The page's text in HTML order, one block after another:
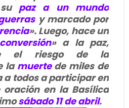
paz a un mundo
y marcado por
». Luego, hace un
conversión» a la paz,
el riesgo de la
la muertede miles de
a todos a participar en
en la Basílica
sábado 11 de abril.